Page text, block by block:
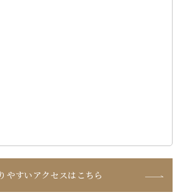
やすいアクセスはこちら